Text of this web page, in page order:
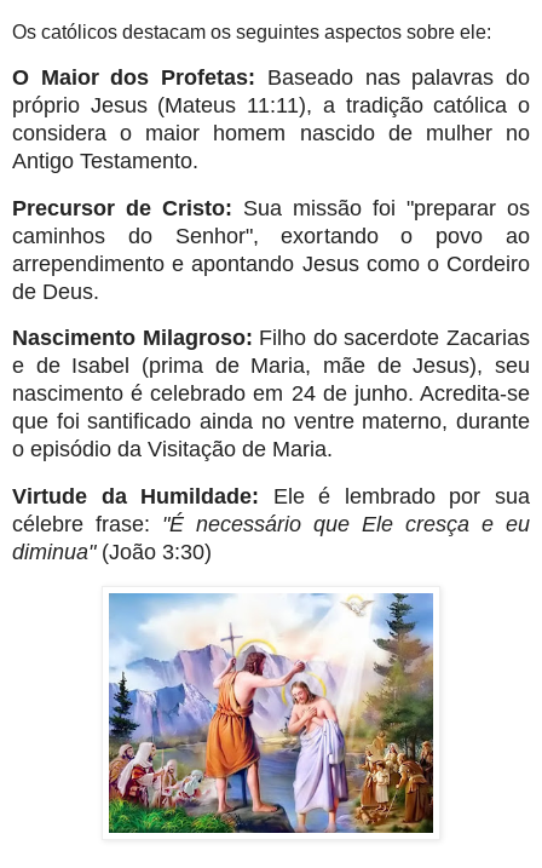
Os católicos destacam os seguintes aspectos sobre ele:
O Maior dos Profetas: Baseado nas palavras do
próprio Jesus (Mateus 11:11), a tradição católica o
considera o maior homem nascido de mulher no
Antigo Testamento.
Precursor de Cristo: Sua missão foi "preparar os
caminhos do Senhor", exortando o povo ao
arrependimento e apontando Jesus como o Cordeiro
de Deus.
Nascimento Milagroso: Filho do sacerdote Zacarias
e de Isabel (prima de Maria, mãe de Jesus), seu
nascimento é celebrado em 24 de junho. Acredita-se
que foi santificado ainda no ventre materno, durante
o episódio da Visitação de Maria.
Virtude da Humildade: Ele é lembrado por sua
célebre frase: "É necessário que Ele cresça e eu
diminua"(João 3:30)